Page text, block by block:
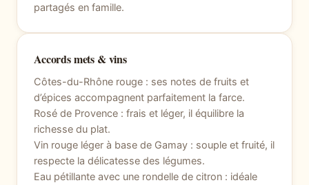
partagés en famille.
Accords mets & vins
Côtes-du-Rhône rouge : ses notes de fruits et
d’épices accompagnent parfaitement la farce.
Rosé de Provence : frais et léger, il équilibre la
richesse du plat.
Vin rouge léger à base de Gamay : souple et fruité, il
respecte la délicatesse des légumes.
Eau pétillante avec une rondelle de citron : idéale